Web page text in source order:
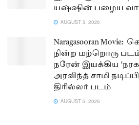
யஷ்ஷின் பழைய
AUGUST 5, 2026
Naragasooran
நின்ற மற்றொரு படம்
நரேன் இயக்கிய
அரவிந்த் சாமி
திரில்லர் படம்
AUGUST 5, 2026